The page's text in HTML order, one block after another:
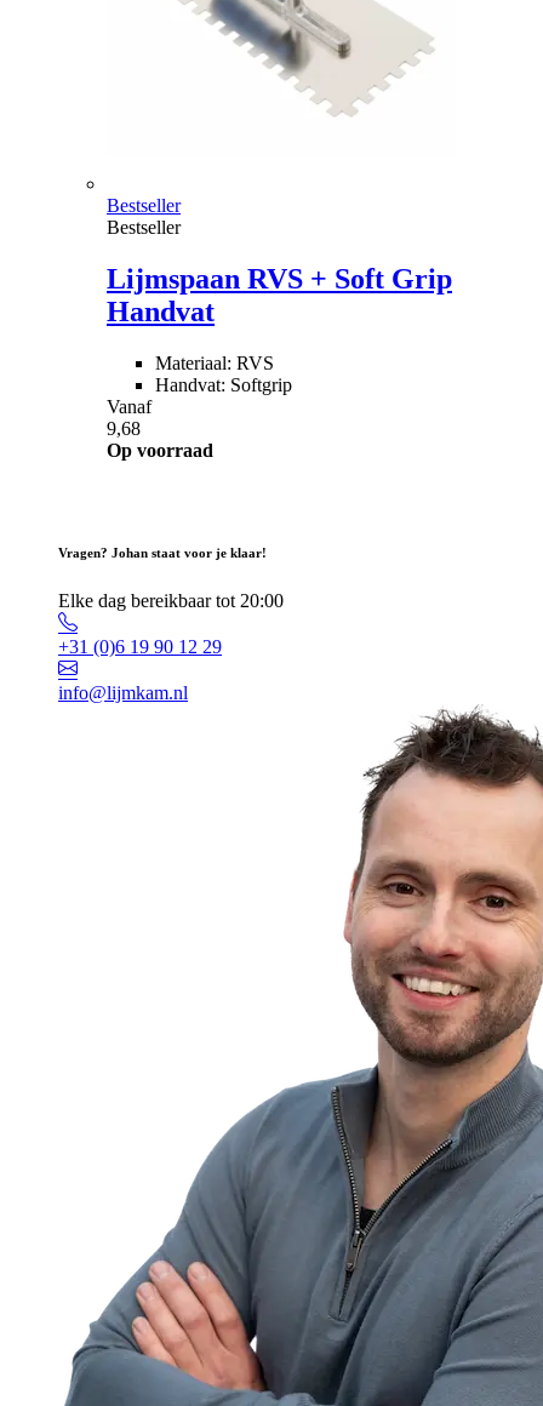
Bestseller
Bestseller
Lijmspaan RVS + Soft Grip
Handvat
Materiaal: RVS
Handvat: Softgrip
Vanaf
9,68
Op voorraad
Vragen? Johan staat voor je klaar!
Elke dag bereikbaar tot 20:00
+31 (0)6 19 90 12 29
info@lijmkam.nl